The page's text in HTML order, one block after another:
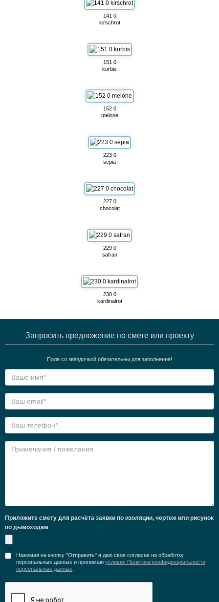
141 0
kirschrot
151 0
kurbis
152 0
melone
223 0
sepia
227 0
chocolat
229 0
safran
230 0
kardinalrot
Запросить предложение по смете или проекту
Поля со звёздочкой обязательны для заполнения!
Приложите смету для расчёта заявки по изоляции, чертеж или рисунок
по дымоходам
Нажимая на кнопку "Отправить" я даю свое согласие на обработку
персональных данных и принимаю условия Политики конфиденциальности
персональных данных